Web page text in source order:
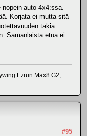
auto 4x4:ssa.
Korjata ei mutta sitä
takia
Samanlaista etua ei
Ezrun Max8 G2,
#95